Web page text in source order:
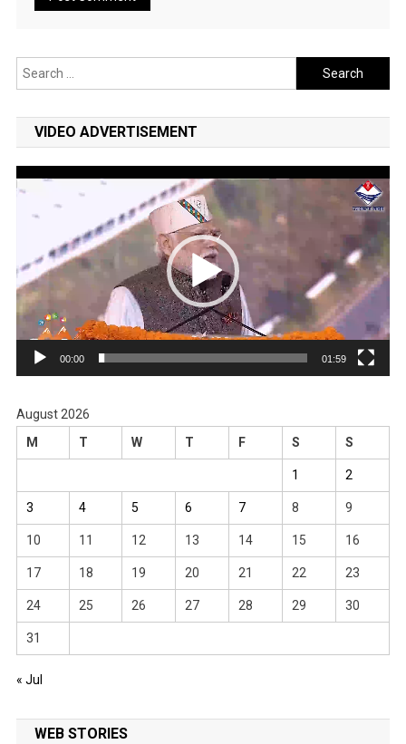
Search
for:
VIDEO ADVERTISEMENT
Video
00:00 01:59
August 2026
M
T W T F S S
1 2
3 4 5 6 7 8 9
10 11 12 13 14 15 16
17 18 19 20 21 22 23
24 25 26 27 28 29 30
31
« Jul
WEB STORIES